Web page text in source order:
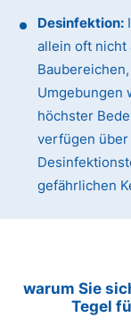
Desinfektion:
allein oft nicht
Umgebungen
höchster
verfügen über
gefährlichen
warum Sie
Tegel